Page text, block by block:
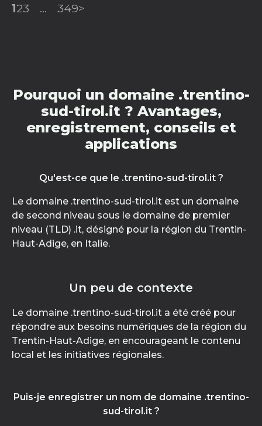
123 ... 349>
Pourquoi un domaine .trentino-
sud-tirol.it ? Avantages,
enregistrement, conseils et
applications
Qu'est-ce que le .trentino-sud-tirol.it ?
Le domaine .trentino-sud-tirol.it est un domaine
de second niveau sous le domaine de premier
niveau (TLD) .it, désigné pour la région du Trentin-
Haut-Adige, en Italie.
Un peu de contexte
Le domaine .trentino-sud-tirol.it a été créé pour
répondre aux besoins numériques de la région du
Trentin-Haut-Adige, en encourageant le contenu
local et les initiatives régionales.
Puis-je enregistrer un nom de domaine .trentino-
sud-tirol.it ?